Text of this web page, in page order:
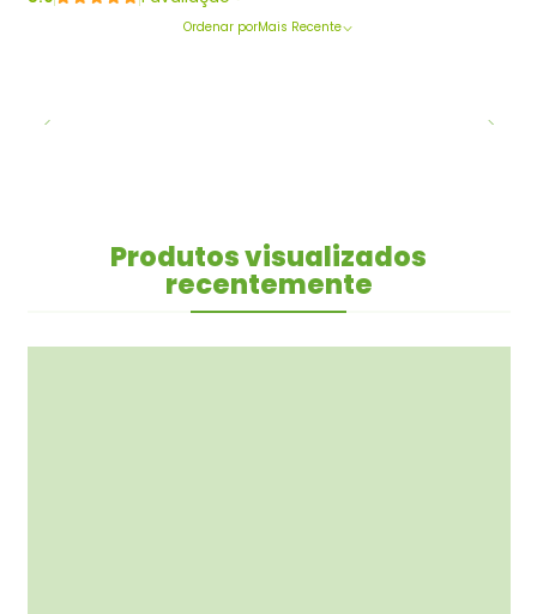
Ordenar porMais Recente
Produtos visualizados
recentemente